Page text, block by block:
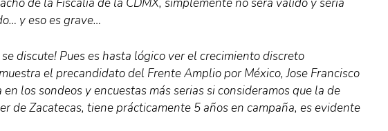
de la Fiscalía de la CDMX, simplemente no será válido y sería
y eso es grave…
discute! Pues es hasta lógico ver el crecimiento discreto
el precandidato del Frente Amplio por México, Jose Francisco
en los sondeos y encuestas más serias si consideramos que la de
de Zacatecas, tiene prácticamente 5 años en campaña, es evidente